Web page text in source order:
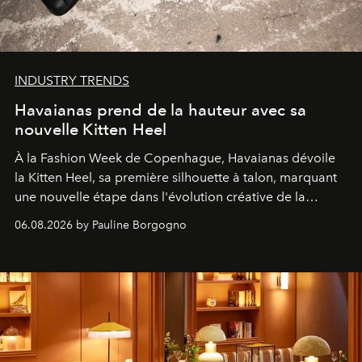
INDUSTRY TRENDS
Havaianas prend de la hauteur avec sa
nouvelle Kitten Heel
À la Fashion Week de Copenhague, Havaianas dévoile
la Kitten Heel, sa première silhouette à talon, marquant
une nouvelle étape dans l'évolution créative de la
06.08.2026 by Pauline Borgogno